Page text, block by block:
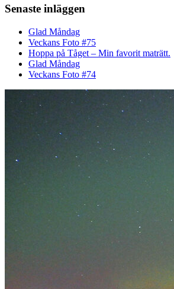
Senaste inläggen
Glad Måndag
Veckans Foto #75
Hoppa på Tåget – Min favorit maträtt.
Glad Måndag
Veckans Foto #74